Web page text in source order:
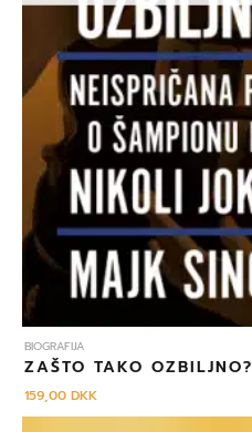
BIOGRAFIJA
ZAŠTO TAKO OZBILJNO?
159,00DKK